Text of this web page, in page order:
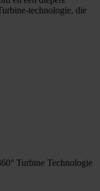
technologie, die
Turbine Technologie